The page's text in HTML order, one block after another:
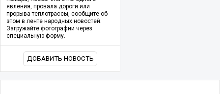
явления, провала дороги или
прорыва теплотрассы, сообщите об
этом в ленте народных новостей.
Загружайте фотографии через
специальную форму.
ДОБАВИТЬ НОВОСТЬ